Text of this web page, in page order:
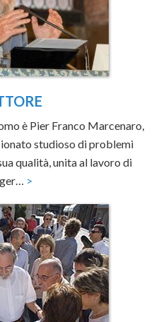
è Pier Franco Marcenaro,
studioso di problemi
qualità, unita al lavoro di
>